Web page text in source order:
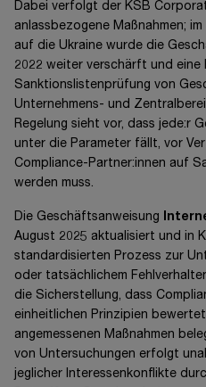
Dabei verfolgt der KSB
anlassbezogene Maßnahmen;
auf die Ukraine wurde die
2022 weiter verschärft und eine
Sanktionslistenprüfung von
Unternehmens- und
Regelung sieht vor, dass jede:r
unter die Parameter fällt, vor
Compliance-Partner:innen auf
werden muss.
Die Geschäftsanweisung
August 2025 aktualisiert und in
standardisierten Prozess zur
oder tatsächlichem
die Sicherstellung, dass
einheitlichen Prinzipien
angemessenen Maßnahmen
von Untersuchungen erfolgt
jeglicher Interessenkonflikte